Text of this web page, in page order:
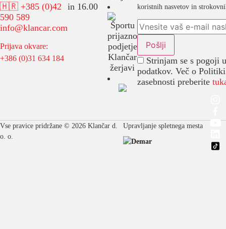
🇭🇷 +385 (0)42
590 589
info@klancar.com
Prijava okvare:
+386 (0)31 634 184
in 16.00
koristnih nasvetov in
Strinjam se s pogoji
podatkov. Več o
zasebnosti preberite
Vse pravice pridržane © 2026 Klančar d.
o. o.
Upravljanje spletnega mesta